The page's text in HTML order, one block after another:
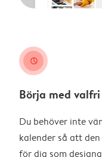
clock
Börja med
Du behöver inte
kalender så att
för dig som